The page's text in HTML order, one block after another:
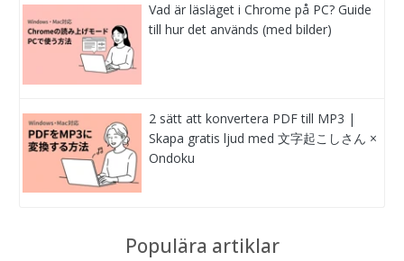
Vad är läsläget i Chrome på PC? Guide
till hur det används (med bilder)
2 sätt att konvertera PDF till MP3 |
Skapa gratis ljud med 文字起こしさん ×
Ondoku
Populära artiklar